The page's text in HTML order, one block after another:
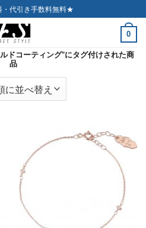
代引き手数料無料★
0
ドコーティング”にタグ付けされた商
品